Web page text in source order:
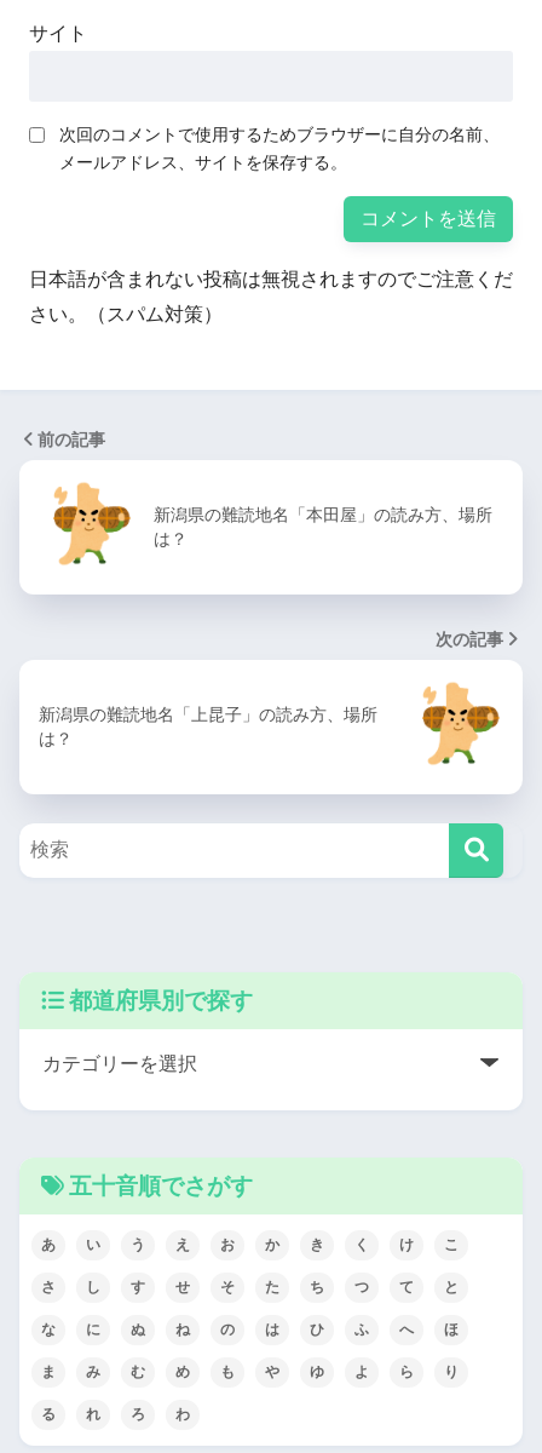
サイト
次回のコメントで使用するためブラウザーに自分の名前、
メールアドレス、サイトを保存する。
日本語が含まれない投稿は無視されますのでご注意くだ
さい。（スパム対策）
前の記事
新潟県の難読地名「本田屋」の読み方、場所
は？
次の記事
新潟県の難読地名「上昆子」の読み方、場所
は？
都道府県別で探す
五十音順でさがす
あ い う え お か き く け こ
さ し す せ そ た ち つ て と
な に ぬ ね の は ひ ふ へ ほ
ま み む め も や ゆ よ ら り
る れ ろ わ